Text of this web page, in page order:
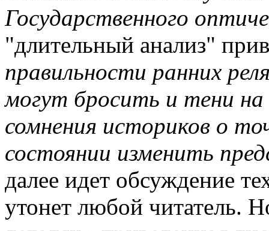
Государственного
"длительный анализ"
правильности ранних
могут бросить и тени
сомнения историков о
состоянии изменить
далее идет обсуждение
утонет любой читатель.